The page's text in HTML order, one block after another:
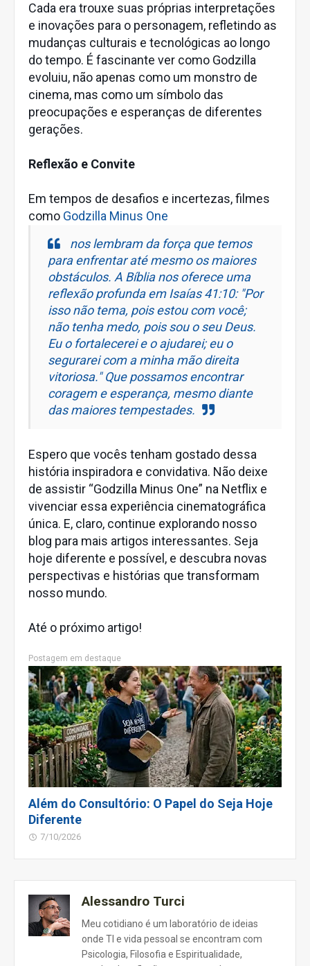
Cada era trouxe suas próprias interpretações
e inovações para o personagem, refletindo as
mudanças culturais e tecnológicas ao longo
do tempo. É fascinante ver como Godzilla
evoluiu, não apenas como um monstro de
cinema, mas como um símbolo das
preocupações e esperanças de diferentes
gerações.
Reflexão e Convite
Em tempos de desafios e incertezas, filmes
como Godzilla Minus One
nos lembram da força que temos
para enfrentar até mesmo os maiores
obstáculos. A Bíblia nos oferece uma
reflexão profunda emIsaías 41:10: "Por
isso não tema, pois estou com você;
não tenha medo, pois sou o seu Deus.
Eu o fortalecerei e o ajudarei; eu o
segurarei com a minha mão direita
vitoriosa." Que possamos encontrar
coragem e esperança, mesmo diante
das maiores tempestades.
Espero que vocês tenham gostado dessa
história inspiradora e convidativa. Não deixe
de assistir “Godzilla Minus One” na Netflix e
vivenciar essa experiência cinematográfica
única. E, claro, continue explorando nosso
blog para mais artigos interessantes. Seja
hoje diferente e possível, e descubra novas
perspectivas e histórias que transformam
nosso mundo.
Até o próximo artigo!
Postagem em destaque
Além do Consultório: O Papel do Seja Hoje
Diferente
7/10/2026
Alessandro Turci
Meu cotidiano é um laboratório de ideias
onde TI e vida pessoal se encontram com
Psicologia, Filosofia e Espiritualidade,